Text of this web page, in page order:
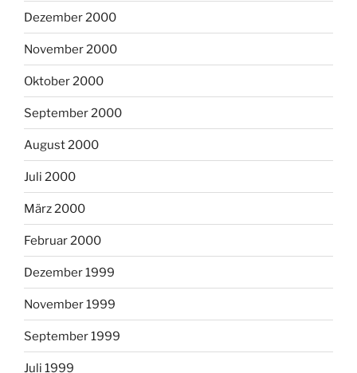
Dezember 2000
November 2000
Oktober 2000
September 2000
August 2000
Juli 2000
März 2000
Februar 2000
Dezember 1999
November 1999
September 1999
Juli 1999